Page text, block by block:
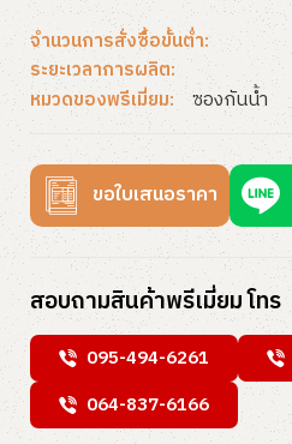
จำนวนการสั่งซื้อขั้นต่ำ:
ระยะเวลาการผลิต:
หมวดของพรีเมี่ยม: ซองกันน้ำ
ขอใบเสนอราคา
สอบถามสินค้าพรีเมี่ยม โทร
095-494-6261
064-837-6166